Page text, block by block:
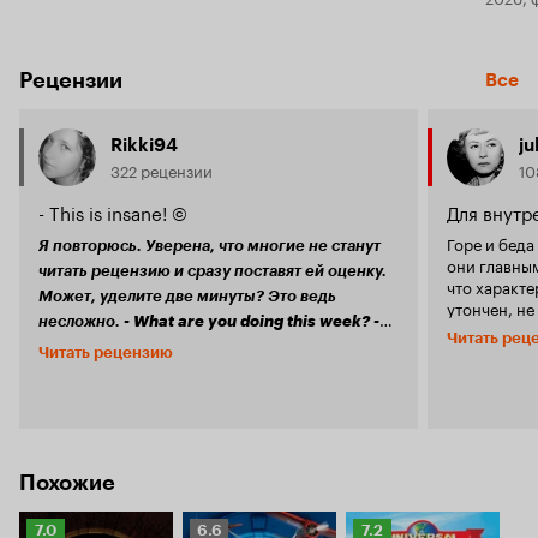
Рецензии Все
Rikki94
322 рецензии
- This is insane! ©
Я повторюсь. Уверена, что многие не станут
читать рецензию и сразу поставят ей оценку.
Может, уделите две минуты? Это ведь
несложно. - What are you doing this week? -
So-o-o...much stuff..©
'Путешествия Гулливера', но не стремилась к
возможность - посмотрела фильм.
Впечатления неоднозначные. Я останусь на
нейтральной позиции, приму обе точки зрения
Читать рецензию
Для
Горе и
они
что
утончен,
словами,
Читать
Похожие
Рейтинг
7.0
Рейтинг
6.6
Рейтинг
7.2